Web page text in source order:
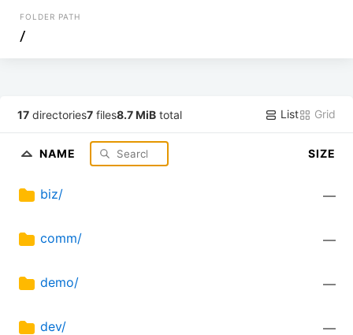
FOLDER PATH
/
17 directories7 files8.7 MiB total List Grid
NAME SIZE
biz/ —
comm/ —
demo/ —
dev/ —